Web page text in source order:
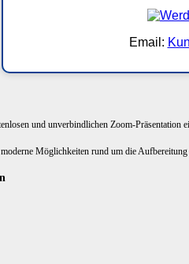
Email:
und unverbindlichen Zoom-Präsentation
Möglichkeiten rund um die